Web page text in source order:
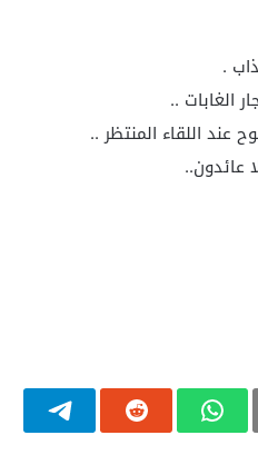
.
الغابات ..
عند اللقاء المنتظر ..
عائدون..